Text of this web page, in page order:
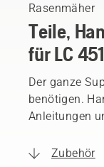
Rasenmäher
Teile,
für LC
Der ganze
benötigen.
Anleitungen
Zubehör